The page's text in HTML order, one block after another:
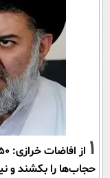
1
حجاب‌ها را بکشند و